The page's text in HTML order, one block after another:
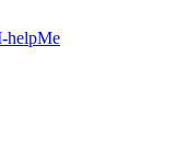
helpMe